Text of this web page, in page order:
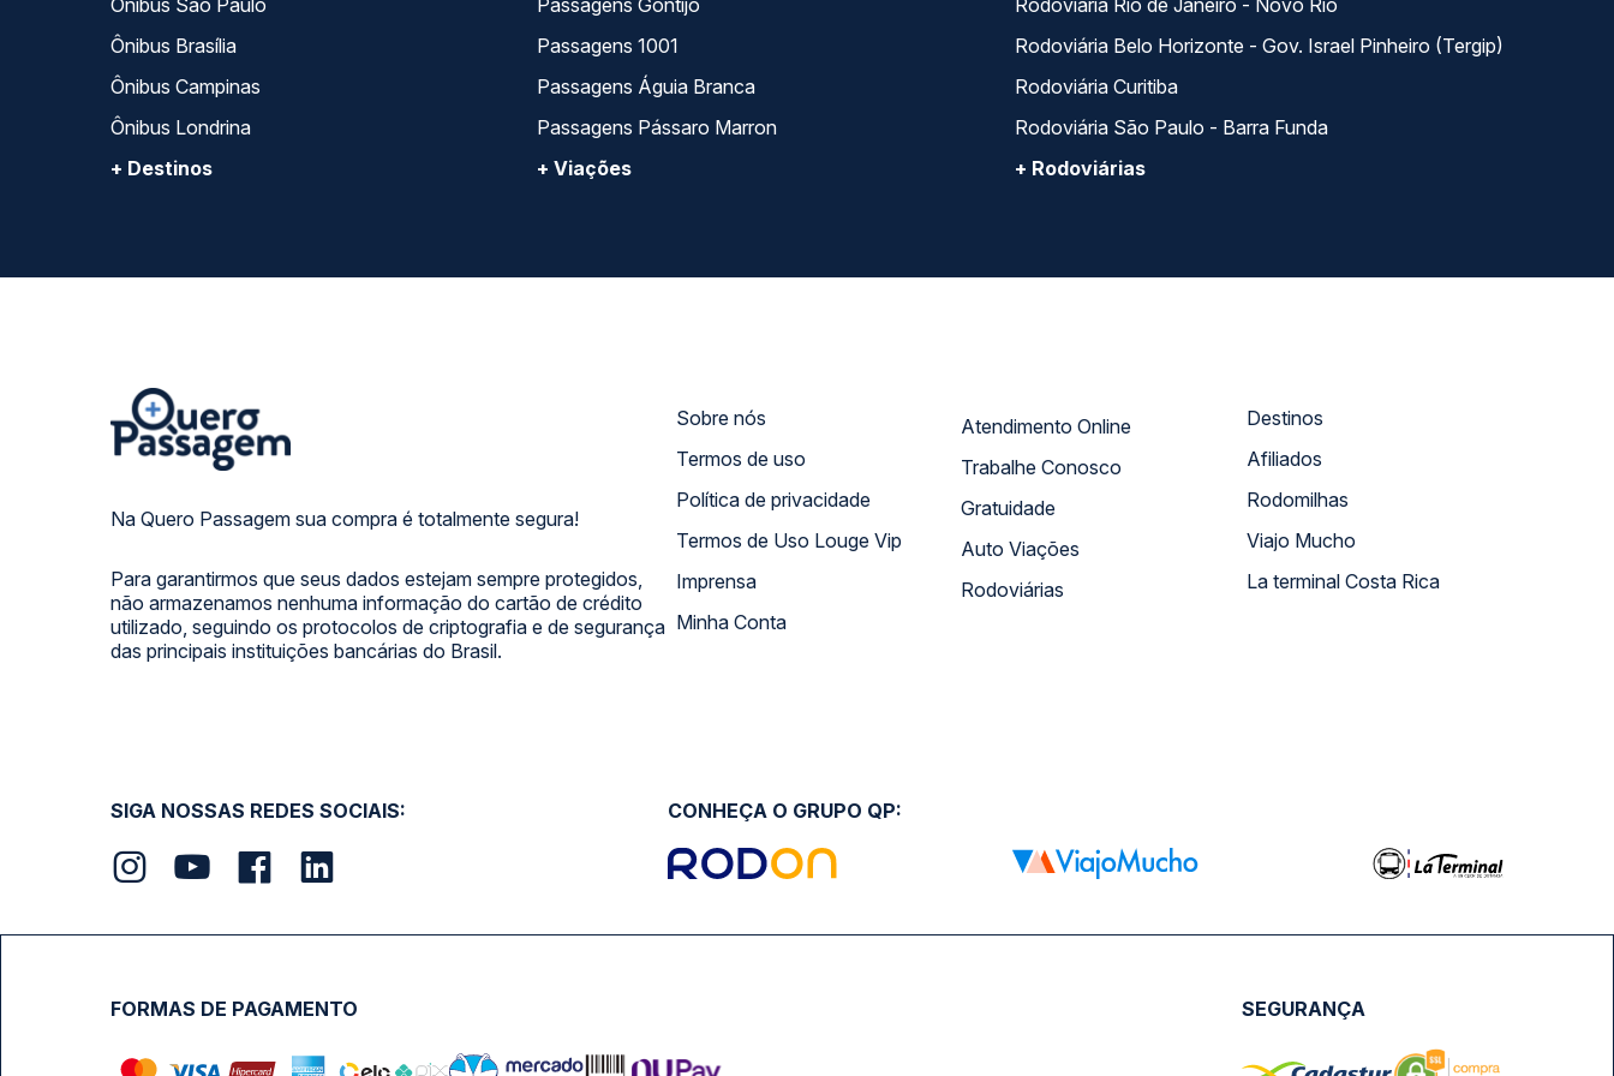
Ônibus São Paulo
Ônibus Brasília
Ônibus Campinas
Ônibus Londrina
+ Destinos
Passagens Gontijo
Passagens 1001
Passagens Águia Branca
Passagens Pássaro Marron
+ Viações
Rodoviária Rio de Janeiro - Novo Rio
Rodoviária Belo Horizonte - Gov. Israel Pinheiro (Tergip)
Rodoviária Curitiba
Rodoviária São Paulo - Barra Funda
+ Rodoviárias
Na Quero Passagem sua compra é totalmente segura!
Para garantirmos que seus dados estejam sempre protegidos,
não armazenamos nenhuma informação do cartão de crédito
utilizado, seguindo os protocolos de criptografia e de segurança
das principais instituições bancárias do Brasil.
Sobre nós
Termos de uso
Política de privacidade
Termos de Uso Louge Vip
Imprensa
Minha Conta
Atendimento Online
Trabalhe Conosco
Gratuidade
Auto Viações
Rodoviárias
Destinos
Afiliados
Rodomilhas
Viajo Mucho
La terminal Costa Rica
SIGA NOSSAS REDES SOCIAIS: CONHEÇA O GRUPO QP:
FORMAS DE PAGAMENTO SEGURANÇA